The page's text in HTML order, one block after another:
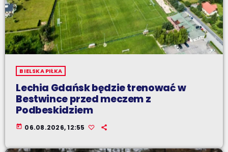
BIELSKA PIŁKA
Lechia Gdańsk będzie trenować w
Bestwince przed meczem z
Podbeskidziem
today 06.08.2026, 12:55